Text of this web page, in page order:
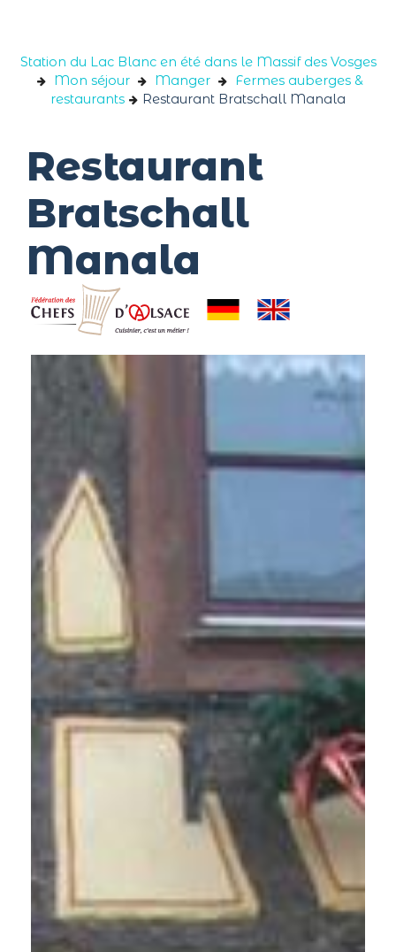
Station du Lac Blanc en été dans le Massif des Vosges
Mon séjour
Manger
Fermes auberges &
restaurants
Restaurant Bratschall Manala
Restaurant
Bratschall
Manala